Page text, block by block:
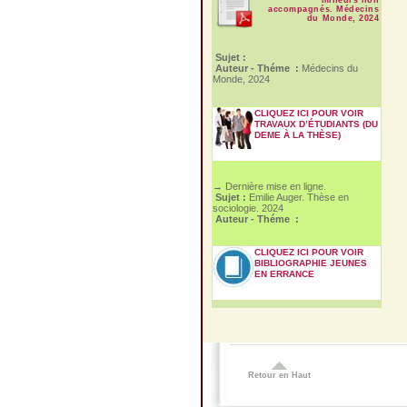
accompagnés. Médecins
du Monde, 2024
Sujet :
Auteur - Théme : Médecins du
Monde, 2024
CLIQUEZ ICI POUR VOIR
TRAVAUX D’ÉTUDIANTS (DU
DEME À LA THÈSE)
→ Dernière mise en ligne.
Sujet : Emilie Auger. Thèse en
sociologie. 2024
Auteur - Théme :
CLIQUEZ ICI POUR VOIR
BIBLIOGRAPHIE JEUNES
EN ERRANCE
Retour en Haut